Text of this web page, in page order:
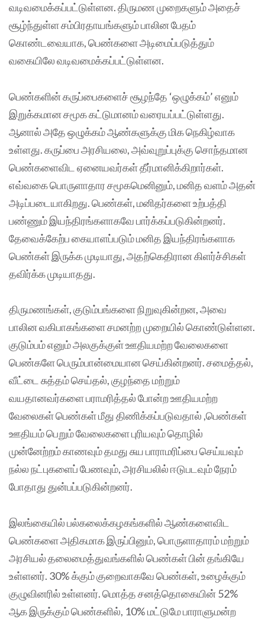
வடிவமைக்கப்பட்டுள்ளன. திருமண முறைகளும் அதைச்
சூழ்ந்துள்ள சம்பிரதாயங்களும் பாலின பேதம்
கொண்டவையாக, பெண்களை அடிமைப்படுத்தும்
வகையிலே வடிவமைக்கப்பட்டுள்ளன.
பெண்களின் கருப்பைகளைச் சூழந்தே ‘ஒழுக்கம்’ எனும்
இறுக்கமான சமூக கட்டுமானம் வரையப்பட்டுள்ளது.
ஆனால் அதே ஒழுக்கம் ஆண்களுக்கு மிக நெகிழ்வாக
உள்ளது. கருப்பை அரசியலை, அவ்வுறுப்புக்கு சொந்தமான
பெண்களைவிட ஏனையவர்கள் தீர்மானிக்கிறார்கள்.
எவ்வகை பொருளாதார சமூகமெனினும், மனித வளம் அதன்
அடிப்படையாகிறது. பெண்கள், மனிதர்களை உற்பத்தி
பண்ணும் இயந்திரங்களாகவே பார்க்கப்படுகின்றனர்.
தேவைக்கேற்ப கையாளப்படும் மனித இயந்திரங்களாக
பெண்கள் இருக்க முடியாது, அதற்கெதிரான கிளர்ச்சிகள்
தவிர்க்க முடியாதது.
திருமணங்கள், குடும்பங்களை நிறுவுகின்றன, அவை
பாலின வகிபாகங்களை சமனற்ற முறையில் கொண்டுள்ளன.
குடும்பம் எனும் அலகுக்குள் ஊதியமற்ற வேலைகளை
பெண்களே பெரும்பான்மையான செய்கின்றனர். சமைத்தல்,
வீட்டை சுத்தம் செய்தல், குழந்தை மற்றும்
வயதானவர்களை பராமரித்தல் போன்ற ஊதியமற்ற
வேலைகள் பெண்கள் மீது திணிக்கப்படுவதால் ,பெண்கள்
ஊதியம் பெறும் வேலைகளை புரியவும் தொழில்
முன்னேற்றம் காணவும் தமது சுய பாராமரிப்பை செய்யவும்
நல்ல நட்புகளைப் பேணவும், அரசியலில் ஈடுபடவும் நேரம்
போதாது துன்பப்படுகின்றனர்.
இலங்கையில் பல்கலைக்கழகங்களில் ஆண்களைவிட
பெண்களை அதிகமாக இருப்பினும், பொருளாதாரம் மற்றும்
அரசியல் தலைமைத்துவங்களில் பெண்கள் பின் தங்கியே
உள்ளனர். 30% க்கும் குறைவாகவே பெண்கள், உழைக்கும்
குழுவினரில் உள்ளனர். மொத்த சனத்தொகையின் 52%
ஆக இருக்கும் பெண்களில், 10% மட்டுமே பாராளுமன்ற